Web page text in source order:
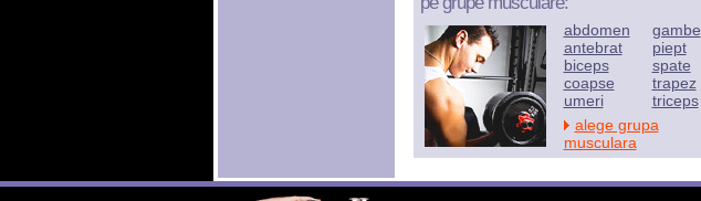
abdomen
antebrat
biceps
coapse
umeri
gambe
piept
spate
trapez
triceps
alege grupa
musculara